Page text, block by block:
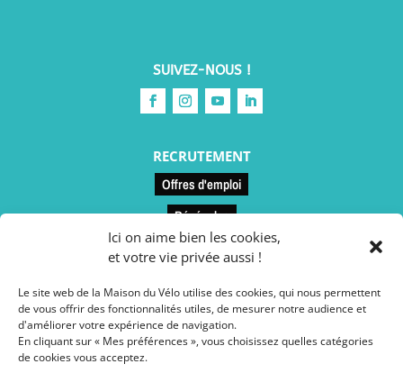
Ici on aime bien les cookies,
et votre vie privée aussi !
Le site web de la Maison du Vélo utilise des cookies, qui nous permettent
de vous offrir des fonctionnalités utiles, de mesurer notre audience et
d'améliorer votre expérience de navigation.
En cliquant sur « Mes préférences », vous choisissez quelles catégories
de cookies vous acceptez.
SUIVEZ-NOUS !
RECRUTEMENT
Offres d'emploi
Bénévoles
LIENS UTILES
Contact et accès
Le restaurant